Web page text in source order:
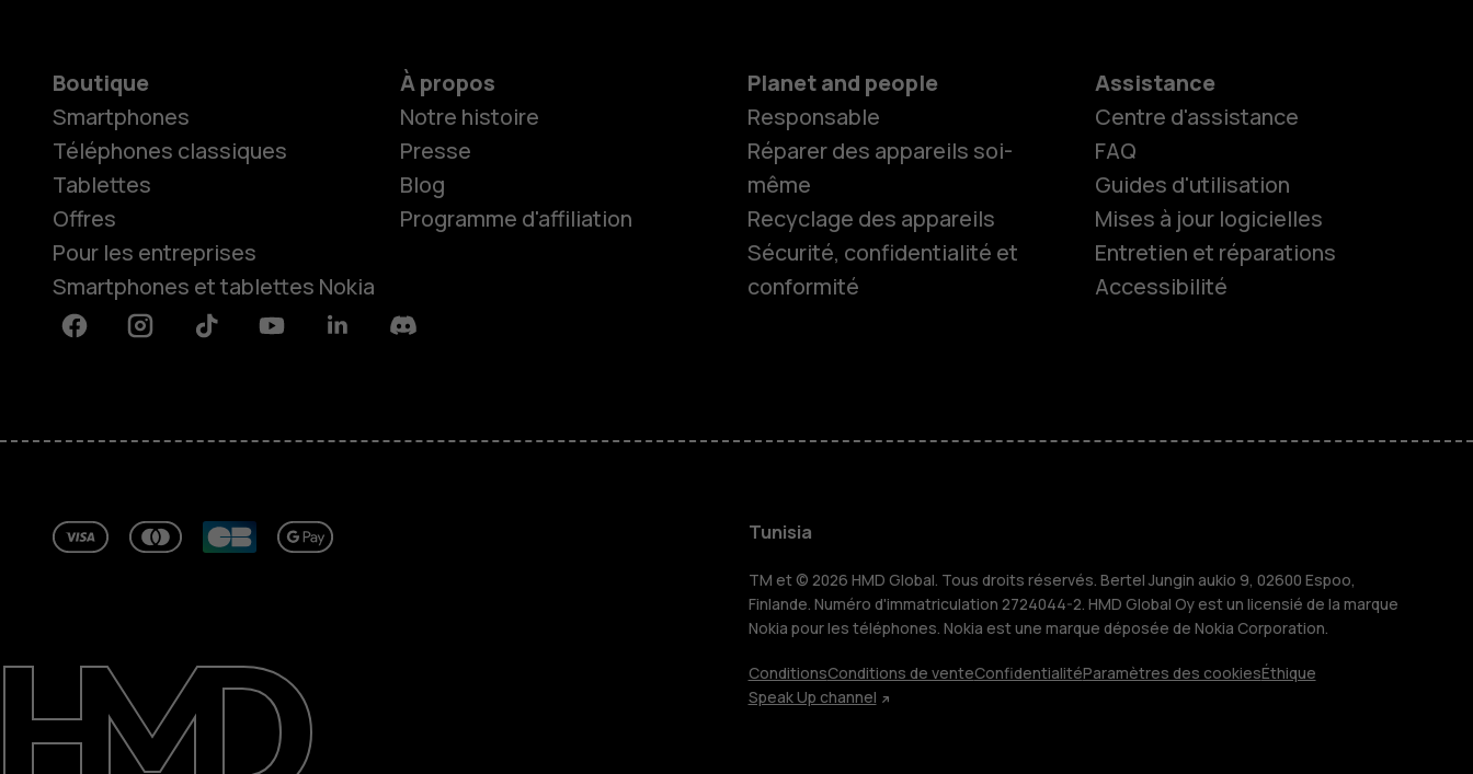
Smartphones
Pour les entreprises
Tablettes
Boutique
À propos
Assistance
Tunisia
Boutique
Smartphones
Téléphones classiques
Tablettes
Offres
Pour les entreprises
Smartphones et tablettes Nokia
À propos
Notre histoire
Presse
Blog
Programme d'affiliation
Planet and people
Responsable
Réparer des appareils soi-
même
Recyclage des appareils
Sécurité, confidentialité et
conformité
Assistance
Centre d'assistance
FAQ
Guides d'utilisation
Mises à jour logicielles
Entretien et réparations
Accessibilité
FacebookInstagramTiktok YoutubeLinkedinDiscord
Tunisia
TM et © 2026 HMD Global. Tous droits réservés. Bertel Jungin aukio 9, 02600 Espoo,
Finlande. Numéro d'immatriculation 2724044-2. HMD Global Oy est un licensié de la marque
Nokia pour les téléphones. Nokia est une marque déposée de Nokia Corporation.
ConditionsConditions de venteConfidentialitéParamètres des cookiesÉthique
Speak Up channel